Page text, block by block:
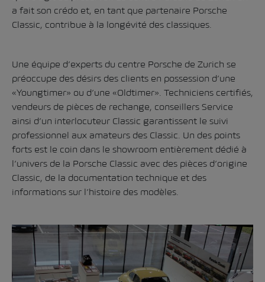
a fait son crédo et, en tant que partenaire Porsche
Classic, contribue à la longévité des classiques.
Une équipe d’experts du centre Porsche de Zurich se
préoccupe des désirs des clients en possession d’une
«Youngtimer» ou d’une «Oldtimer». Techniciens certifiés,
vendeurs de pièces de rechange, conseillers Service
ainsi d’un interlocuteur Classic garantissent le suivi
professionnel aux amateurs des Classic. Un des points
forts est le coin dans le showroom entièrement dédié à
l’univers de la Porsche Classic avec des pièces d’origine
Classic, de la documentation technique et des
informations sur l’histoire des modèles.